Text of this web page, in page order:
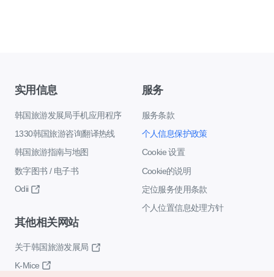
实用信息
韩国旅游发展局手机应用程序
1330韩国旅游咨询翻译热线
韩国旅游指南与地图
数字图书 / 电子书
Odii
服务
服务条款
个人信息保护政策
Cookie 设置
Cookie的说明
定位服务使用条款
个人位置信息处理方针
其他相关网站
关于韩国旅游发展局
K-Mice